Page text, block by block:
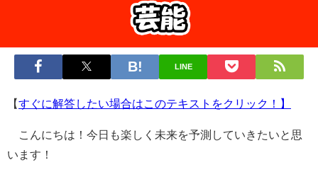
LINE
【すぐに解答したい場合はこのテキストをクリック！】
こんにちは！今日も楽しく未来を予測していきたいと思
います！